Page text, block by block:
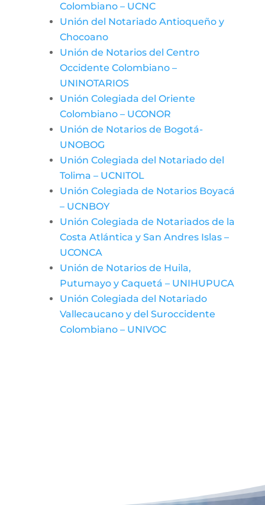
Colombiano – UCNC
Unión del Notariado Antioqueño y
Chocoano
Unión de Notarios del Centro
Occidente Colombiano –
UNINOTARIOS
Unión Colegiada del Oriente
Colombiano – UCONOR
Unión de Notarios de Bogotá-
UNOBOG
Unión Colegiada del Notariado del
Tolima – UCNITOL
Unión Colegiada de Notarios Boyacá
– UCNBOY
Unión Colegiada de Notariados de la
Costa Atlántica y San Andres Islas –
UCONCA
Unión de Notarios de Huila,
Putumayo y Caquetá – UNIHUPUCA
Unión Colegiada del Notariado
Vallecaucano y del Suroccidente
Colombiano – UNIVOC